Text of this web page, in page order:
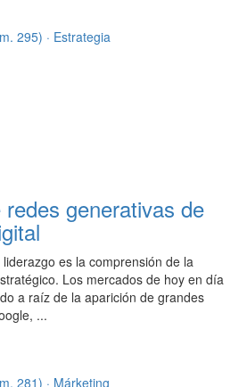
295) · Estrategia
generativas de
es la comprensión de la
Los mercados de hoy en día
a raíz de la aparición de grandes
...
281) · Márketing